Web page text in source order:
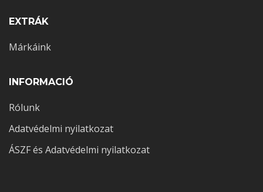
EXTRÁK
Márkáink
INFORMACIÓ
Rólunk
Adatvédelmi nyilatkozat
ÁSZF és Adatvédelmi nyilatkozat